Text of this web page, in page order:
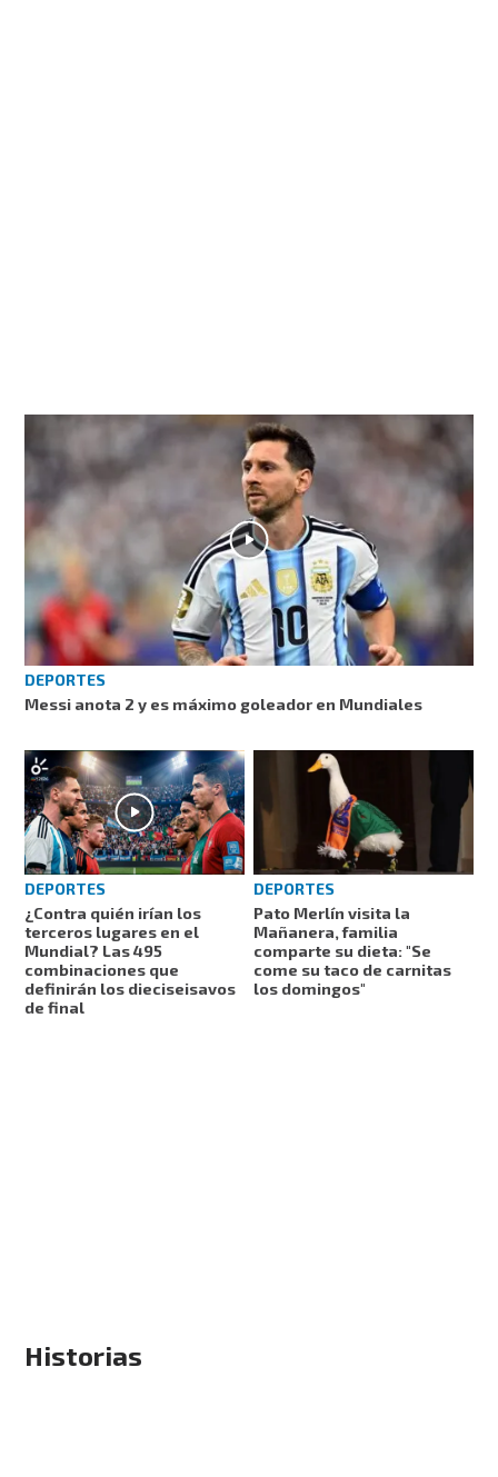
DEPORTES
Messi anota 2 y es máximo goleador en Mundiales
DEPORTES
¿Contra quién irían los
terceros lugares en el
Mundial? Las 495
combinaciones que
definirán los dieciseisavos
de final
DEPORTES
Pato Merlín visita la
Mañanera, familia
comparte su dieta: "Se
come su taco de carnitas
los domingos"
Historias